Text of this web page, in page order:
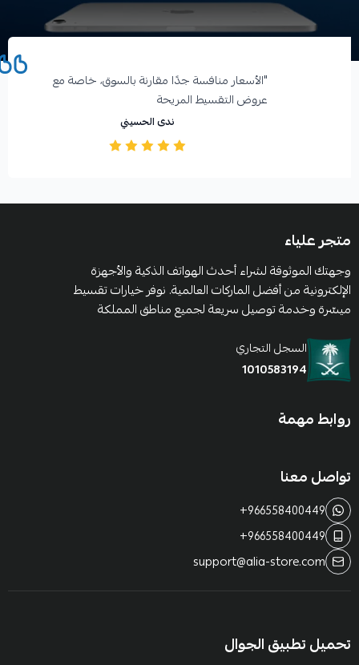
آراء العملاء
"الأسعار منافسة جدًا مقارنة بالسوق، خاصة مع
عروض التقسيط المريحة️
ندى الحسيني
متجر علياء
وجهتك الموثوقة لشراء أحدث الهواتف الذكية والأجهزة
الإلكترونية من أفضل الماركات العالمية. نوفر خيارات تقسيط
ميسّرة وخدمة توصيل سريعة لجميع مناطق المملكة
السجل التجاري
1010583194
روابط مهمة
تواصل معنا
+966558400449
+966558400449
support@alia-store.com
تحميل تطبيق الجوال